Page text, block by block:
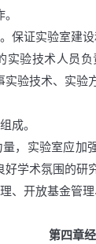
保证实验室建
实验技术人员
验技术、实验
成。
量，实验室应
学术氛围的研
、开放基金管
第四章